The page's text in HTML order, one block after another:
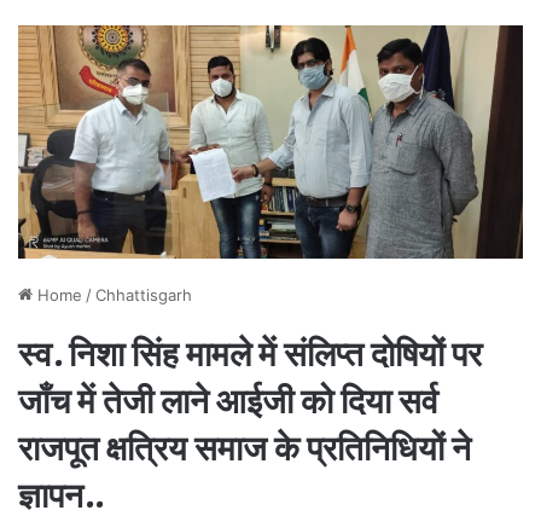
Home /Chhattisgarh
स्व. निशा सिंह मामले में संलिप्त दोषियों पर
जाँच में तेजी लाने आईजी को दिया सर्व
राजपूत क्षत्रिय समाज के प्रतिनिधियों ने
ज्ञापन..